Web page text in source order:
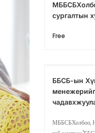
сургалтын
Free
ББСБ-ын
МББСБХолбоо,